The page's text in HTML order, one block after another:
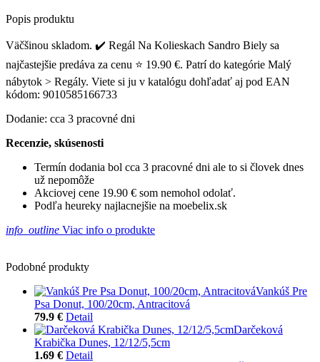
Popis produktu
Väčšinou skladom. ✔️ Regál Na Kolieskach Sandro Biely sa
najčastejšie predáva za cenu ⭐ 19.90 €. Patrí do kategórie Malý
nábytok > Regály. Viete si ju v katalógu dohľadať aj pod EAN
kódom: 9010585166733
Dodanie: cca 3 pracovné dni
Recenzie, skúsenosti
Termín dodania bol cca 3 pracovné dni ale to si človek dnes
už nepomôže
Akciovej cene 19.90 € som nemohol odolať.
Podľa heureky najlacnejšie na moebelix.sk
info_outline Viac info o produkte
Podobné produkty
Vankúš Pre
Psa Donut, 100/20cm, Antracitová
79.9 € Detail
Darčeková
Krabička Dunes, 12/12/5,5cm
1.69 € Detail